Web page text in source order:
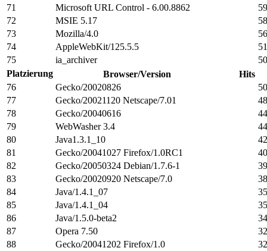
71
Microsoft URL Control - 6.00.8862
72
MSIE 5.17
73
Mozilla/4.0
74
AppleWebKit/125.5.5
75
ia_archiver
Platzierung
Browser/Version
Hits
76
Gecko/20020826
77
Gecko/20021120 Netscape/7.01
78
Gecko/20040616
79
WebWasher 3.4
80
Java1.3.1_10
81
Gecko/20041027 Firefox/1.0RC1
82
Gecko/20050324 Debian/1.7.6-1
83
Gecko/20020920 Netscape/7.0
84
Java/1.4.1_07
85
Java/1.4.1_04
86
Java/1.5.0-beta2
87
Opera 7.50
88
Gecko/20041202 Firefox/1.0